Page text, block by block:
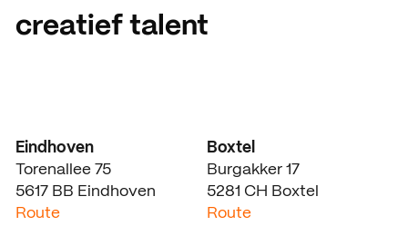
creatief talent
Eindhoven
Torenallee 75
5617 BB Eindhoven
Route
Boxtel
Burgakker 17
5281 CH Boxtel
Route